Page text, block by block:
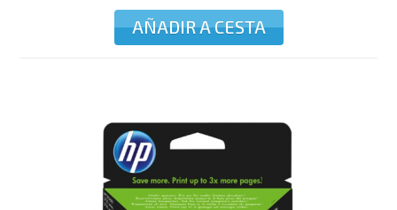
AÑADIR A CESTA